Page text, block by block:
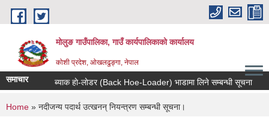
Skip to main content
मोलुङ गाउँपालिका, गाउँ कार्यपालिकाको कार्यालय
कोशी प्रदेश, ओखलढुङ्गा, नेपाल
समाचार ब्याक हाे-लाेडर (Back Hoe-Loader) भाडामा लिने सम्बन्धी सूचना
You are here
Home » नदीजन्य पदार्थ उत्खनन् नियन्त्रण सम्बन्धी सूचना।